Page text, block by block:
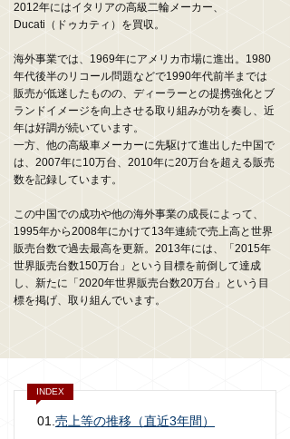
2012年にはイタリアの高級二輪メーカー、
Ducati（ドゥカティ）を買収。
海外事業では、1969年にアメリカ市場に進出。1980
年代後半のリコール問題などで1990年代前半までは
販売が低迷したものの、ディーラーとの提携強化とブ
ランドイメージを向上させる取り組みが功を奏し、近
年は好調が続いています。
一方、他の高級車メーカーに先駆けて進出した中国で
は、2007年に10万台、2010年に20万台を超える販売
数を記録しています。
この中国での成功や他の海外事業の成長によって、
1995年から2008年にかけて13年連続で売上高と世界
販売台数で過去最高を更新。2013年には、「2015年
世界販売台数150万台」という目標を前倒して達成
し、新たに「2020年世界販売台数20万台」という目
標を掲げ、取り組んでいます。
INDEX
01.売上等の推移（直近3年間）